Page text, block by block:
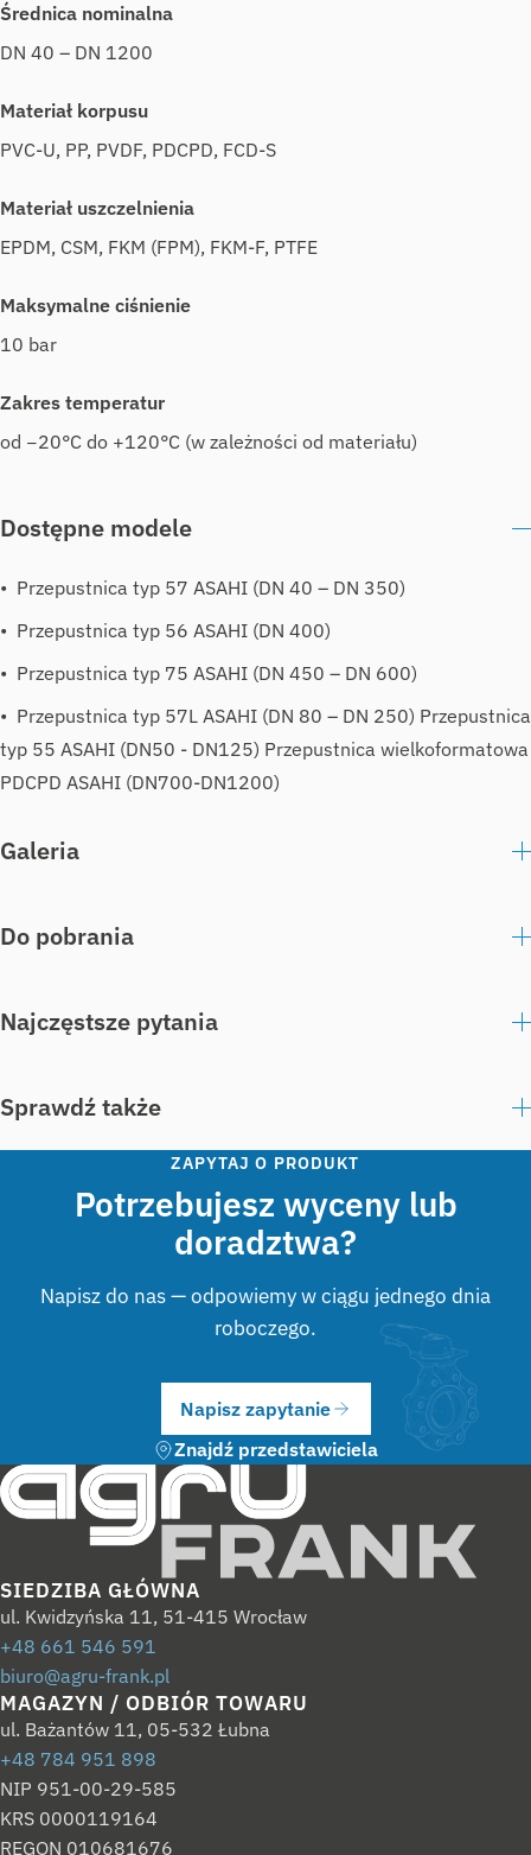
Średnica nominalna
DN 40 – DN 1200
Materiał korpusu
PVC-U, PP, PVDF, PDCPD, FCD-S
Materiał uszczelnienia
EPDM, CSM, FKM (FPM), FKM-F, PTFE
Maksymalne ciśnienie
10 bar
Zakres temperatur
od −20°C do +120°C (w zależności od materiału)
Dostępne modele
Przepustnica typ 57 ASAHI (DN 40 – DN 350)
Przepustnica typ 56 ASAHI (DN 400)
Przepustnica typ 75 ASAHI (DN 450 – DN 600)
Przepustnica typ 57L ASAHI (DN 80 – DN 250) Przepustnica
typ 55 ASAHI (DN50 - DN125) Przepustnica wielkoformatowa
PDCPD ASAHI (DN700-DN1200)
Galeria
Do pobrania
Najczęstsze pytania
Sprawdź także
ZAPYTAJ O PRODUKT
Potrzebujesz wyceny lub
doradztwa?
Napisz do nas — odpowiemy w ciągu jednego dnia
roboczego.
Napisz zapytanie
Znajdź przedstawiciela
SIEDZIBA GŁÓWNA
ul. Kwidzyńska 11, 51-415 Wrocław
+48 661 546 591
biuro@agru-frank.pl
MAGAZYN / ODBIÓR TOWARU
ul. Bażantów 11, 05-532 Łubna
+48 784 951 898
NIP 951-00-29-585
KRS 0000119164
REGON 010681676